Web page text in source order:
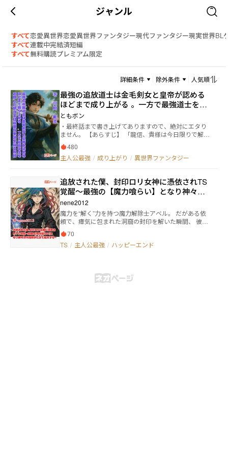
ジャンル
すべて恋愛異世界恋愛異世界ファンタジー現代ファンタジー現実世界BL
すべて連載中完結済短編
すべて無料購読プレミアム限定
詳細条件 除外条件 人気順
最強の追放道士は金毛剣女と皇帝が認める
ほどまで成り上がる 。一方で最強道士を追
放した新当主は最悪な末路を辿る模様
ともボン
・最終話まで書き上げてありますので、絶対にエタり
ません。 【あらすじ】 「龍信、貴様は今日限りで解雇
だ。この屋敷から出ていけ」 孫龍信（そん・りゅう
しん）にそう告げたのは、先代当主の弟の孫笑山（そ
ん・しょうざん）だった。 数年前に先代当主とその
かかわらず、大富豪の孫家の屋敷に食客として迎え入
れられていた。 それは人柄だけでなく、常人をはる
かに超える武術の腕前ゆえにであった。 ところが先
代当主とその息子が事故で亡くなったことにより、龍
信はこの屋敷に置いておく理由は無いと新たに当主と
なった笑山に追放されてしまう。 その後、野良道士
となった龍信は異国からきた金毛剣女ことアリシアと
出会うことで人生が一変する。 とある目的のために
この華秦国へとやってきたアリシア。 そんなアリシ
を受け、その目的を達成させるために龍信はアリシア
と一緒に旅をすることを決意する。 またアリシアと
480
主人公最強 / 成り上がり / 異世界ファンタジー
追放された僕、封印ロリ女神に憑依されTS
覚醒～最強の【魔力喰らい】となり神々の
代理戦争にまで拡大する～
nene2012
魔力を“解く”力を持つ魔力解除士アベル。 だがある依
頼で、瘴気に包まれた洞窟の封印を解いた瞬間、 彼の
運命は一変する。 封印の中に眠っていたのは、古代魔
法王国が封じた異界の存在――アジェ。 エーテルを糧に成
長する神的存在である彼女は、 復活と同時にアベルの
えた少女の声。 「あなたの力、私が返してあげる。そ
70
TS / 主人公最強 / ハッピーエンド